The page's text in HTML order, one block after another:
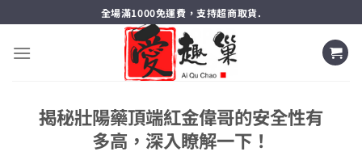
轉
全場滿1000免運費，支持超商取貨.
揭秘壯陽藥頂端紅金偉哥的安全性有
多高，深入瞭解一下！